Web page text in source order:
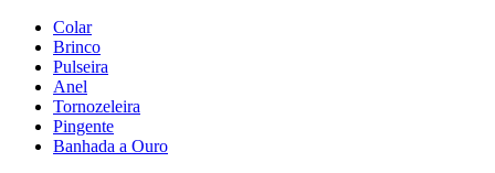
Colar
Brinco
Pulseira
Anel
Tornozeleira
Pingente
Banhada a Ouro